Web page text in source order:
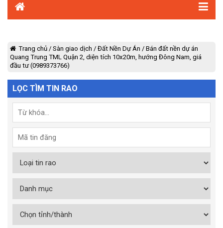
Trang chủ / Sàn giao dịch / Đất Nền Dự Án / Bán đất nền dự án
Quang Trung TML Quận 2, diện tích 10x20m, hướng Đông Nam, giá
đầu tư (0989373766)
LỌC TÌM TIN RAO